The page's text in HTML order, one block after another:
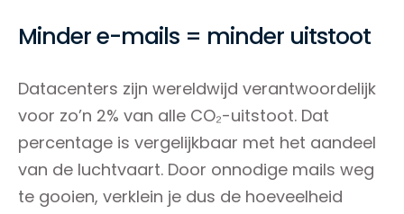
Minder e-mails = minder uitstoot
Datacenters zijn wereldwijd verantwoordelijk
voor zo’n 2% van alle CO₂-uitstoot. Dat
percentage is vergelijkbaar met het aandeel
van de luchtvaart. Door onnodige mails weg
te gooien, verklein je dus de hoeveelheid